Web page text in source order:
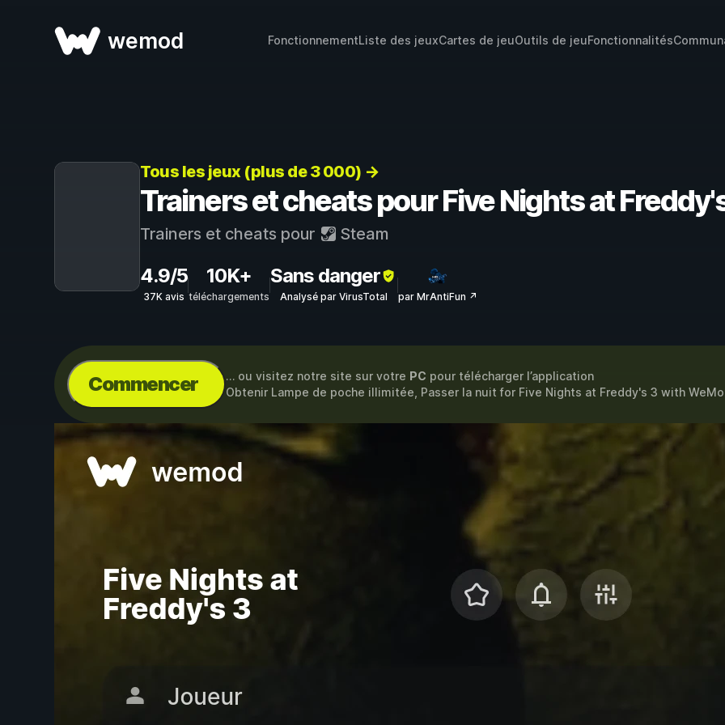
wemod FonctionnementListe des jeuxCartes de jeuOutils de jeuFonctionnalités
Tous les jeux (plus de 3 000) →
Trainers et cheats pour Five Nights at
Trainers et cheats pour Steam
4.9/5
37K avis
10K+
téléchargements
Sans danger
Analysé par VirusTotal par MrAntiFun ↗
Commencer … ou visitez notre site sur votre PC pour télécharger l’application
Obtenir Lampe de poche illimitée, Passer la nuit for Five Nights at Freddy's 3 with